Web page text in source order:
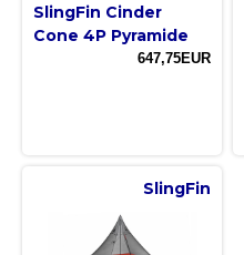
SlingFin Cinder
Cone 4P Pyramide
647,75EUR
SlingFin